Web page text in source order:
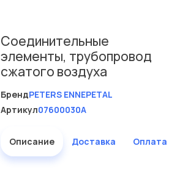
Соединительные
элементы, трубопровод
сжатого воздуха
БрендPETERS ENNEPETAL
Артикул07600030A
Описание Доставка Оплата